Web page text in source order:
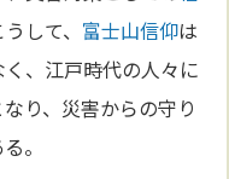
して、 富士山信仰は
、江戸時代の人々に
り、災害からの守り
。